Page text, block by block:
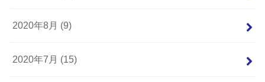
2020年8月 (9)
2020年7月 (15)